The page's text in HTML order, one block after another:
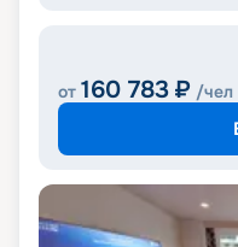
от 160 783 ₽ /чел